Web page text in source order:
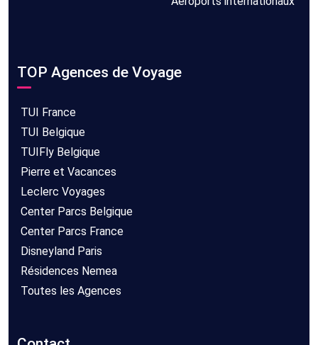
TOP Agences de Voyage
TUI France
TUI Belgique
TUIFly Belgique
Pierre et Vacances
Leclerc Voyages
Center Parcs Belgique
Center Parcs France
Disneyland Paris
Résidences Nemea
Toutes les Agences